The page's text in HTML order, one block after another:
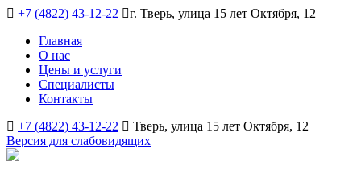
+7 (4822) 43-12-22
г. Тверь, улица 15 лет Октября, 12
Главная
О нас
Цены и услуги
Специалисты
Контакты
+7 (4822) 43-12-22
Тверь, улица 15 лет Октября, 12
Версия для слабовидящих